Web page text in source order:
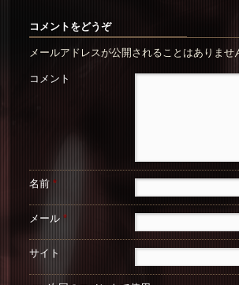
コメントをどうぞ
メールアドレスが公開されることはありませ
コメント
名前 *
メール *
サイト